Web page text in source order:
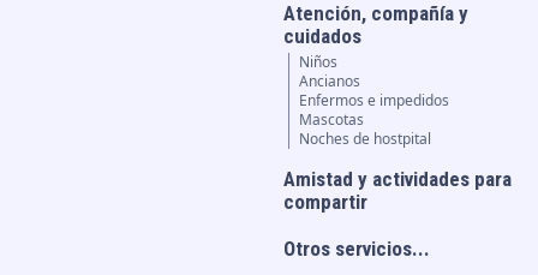
Atención, compañía y
cuidados
Niños
Ancianos
Enfermos e impedidos
Mascotas
Noches de hostpital
Amistad y actividades para
compartir
Otros servicios...